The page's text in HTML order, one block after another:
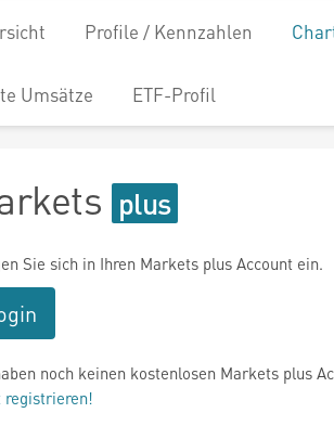
Profile / Kennzahlen
Umsätze ETF-Profil
Sie sich in Ihren Markets plus Account ein.
noch keinen kostenlosen Markets plus
registrieren!